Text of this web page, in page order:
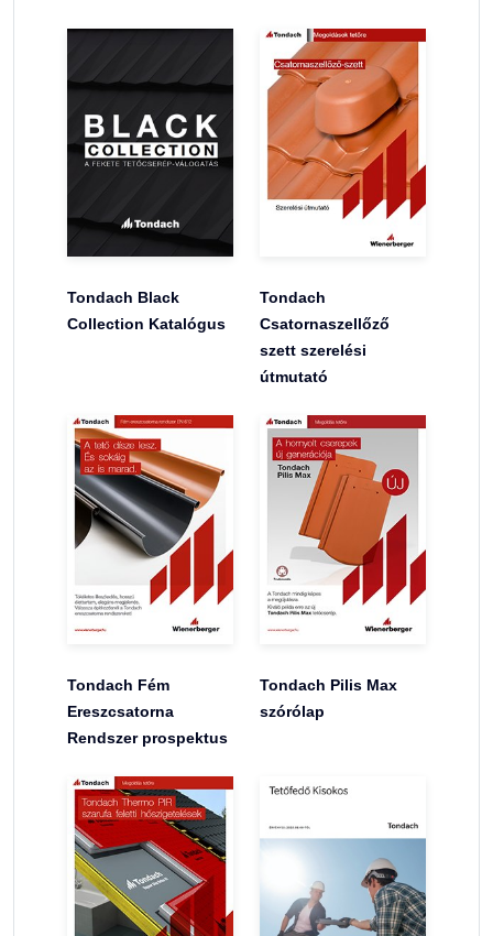
Tondach Black
Collection Katalógus
Tondach
Csatornaszellőző
szett szerelési
útmutató
Tondach Fém
Ereszcsatorna
Rendszer prospektus
Tondach Pilis Max
szórólap